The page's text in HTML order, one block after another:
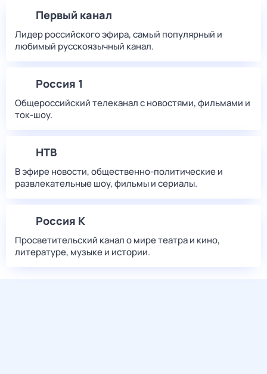
Первый канал
Лидер российского эфира, самый популярный и
любимый русскоязычный канал.
Россия 1
Общероссийский телеканал с новостями, фильмами и
ток-шоу.
НТВ
В эфире новости, общественно-политические и
развлекательные шоу, фильмы и сериалы.
Россия К
Просветительский канал о мире театра и кино,
литературе, музыке и истории.